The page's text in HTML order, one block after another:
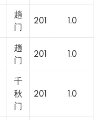
趟
门
201 1.0
趟
门
201 1.0
千
秋
门
201 1.0